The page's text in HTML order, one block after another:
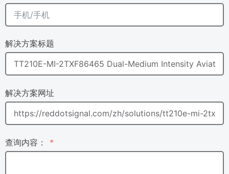
解决方案标题
解决方案网址
查询内容：